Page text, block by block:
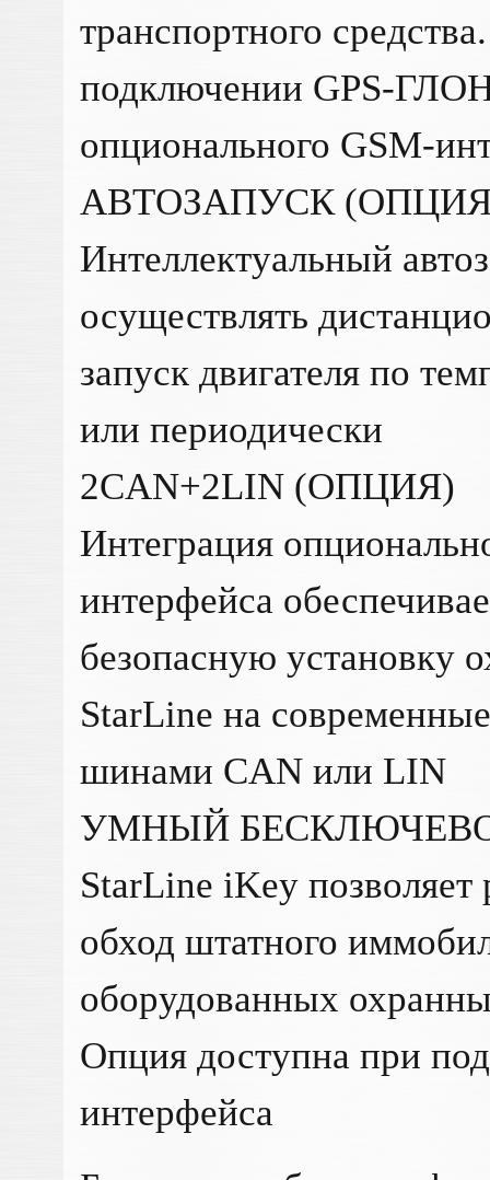
транспортного
подключении GPS-
опционального GSM-
АВТОЗАПУСК
Интеллектуальный
осуществлять
запуск двигателя по
или периодически
2CAN+2LIN (ОПЦИЯ)
Интеграция
интерфейса
безопасную установку
StarLine на
шинами CAN или LIN
УМНЫЙ
StarLine iKey позволяет
обход штатного
оборудованных
Опция доступна при
интерфейса